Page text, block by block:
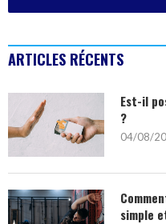
ARTICLES RÉCENTS
Est-il
?
04/08/
simple